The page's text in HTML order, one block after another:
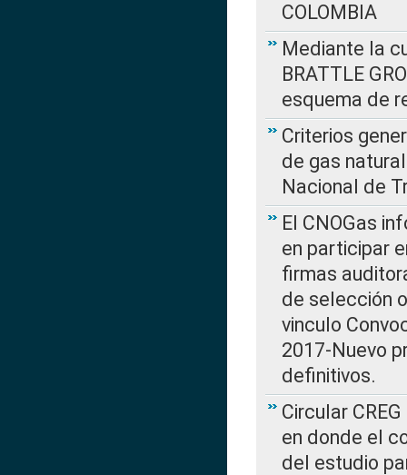
COLOMBIA
Mediante la
BRATTLE
esquema de
Criterios
de gas
Nacional de
El CNOGas
en participar
firmas
de selección
vinculo
2017-Nuevo
definitivos.
Circular
en donde el
del estudio